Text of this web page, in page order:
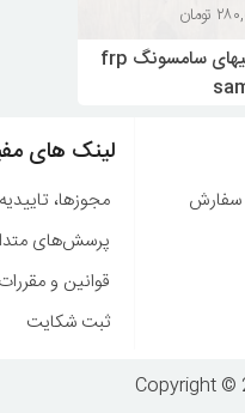
حذف گوگل اکانت گوشیهای سامسونگ frp
تومان
قیمت:
۰ تومان
سفارش
لینک های
مجوزها،
پرسش‌های
قوانین و مقررات
ثبت شکایت
Copyright ©